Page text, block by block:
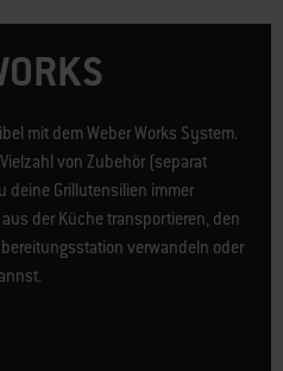
mit dem Weber Works System.
von Zubehör (separat
deine Grillutensilien immer
der Küche transportieren, den
verwandeln oder